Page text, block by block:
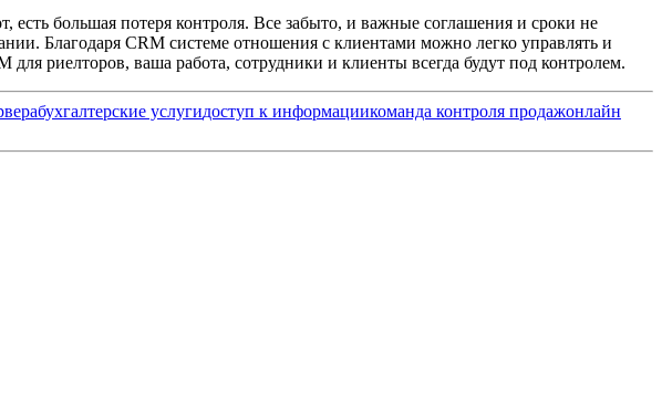
большая потеря контроля. Все забыто, и важные соглашения и сроки не
Благодаря CRM системе отношения с клиентами можно легко управлять и
риелторов, ваша работа, сотрудники и клиенты всегда будут под контролем.
бухгалтерские услугидоступ к информациикоманда контроля продажонлайн